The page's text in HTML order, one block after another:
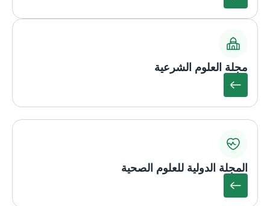
مجلة العلوم الشرعية
المجلة الدولية للعلوم الصحية